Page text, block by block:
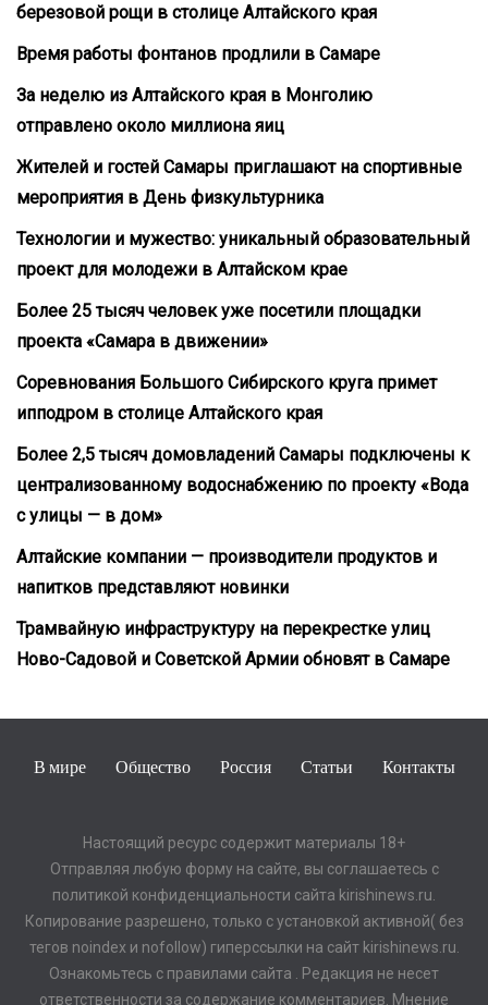
березовой рощи в столице Алтайского края
Время работы фонтанов продлили в Самаре
За неделю из Алтайского края в Монголию
отправлено около миллиона яиц
Жителей и гостей Самары приглашают на спортивные
мероприятия в День физкультурника
Технологии и мужество: уникальный образовательный
проект для молодежи в Алтайском крае
Более 25 тысяч человек уже посетили площадки
проекта «Самара в движении»
Соревнования Большого Сибирского круга примет
ипподром в столице Алтайского края
Более 2,5 тысяч домовладений Самары подключены к
централизованному водоснабжению по проекту «Вода
с улицы — в дом»
Алтайские компании — производители продуктов и
напитков представляют новинки
Трамвайную инфраструктуру на перекрестке улиц
Ново-Садовой и Советской Армии обновят в Самаре
В мире Общество Россия Статьи Контакты
Настоящий ресурс содержит материалы 18+
Отправляя любую форму на сайте, вы соглашаетесь с
политикой конфиденциальности сайта kirishinews.ru.
Копирование разрешено, только с установкой активной( без
тегов noindex и nofollow) гиперссылки на сайт kirishinews.ru.
Ознакомьтесь с правилами сайта . Редакция не несет
ответственности за содержание комментариев. Мнение